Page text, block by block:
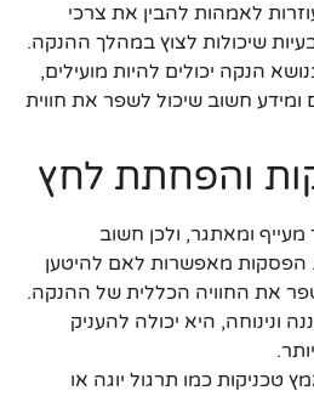
לאמהות להבין את צרכי
שיכולות לצוץ במהלך ההנקה.
הנקה יכולים להיות מועילים,
חשוב שיכול לשפר את חווית
והפחתת לחץ
ומאתגר, ולכן חשוב
מאפשרות לאם להיטען
את החוויה הכללית של ההנקה.
היא יכולה להעניק
טכניקות כמו תרגול יוגה או